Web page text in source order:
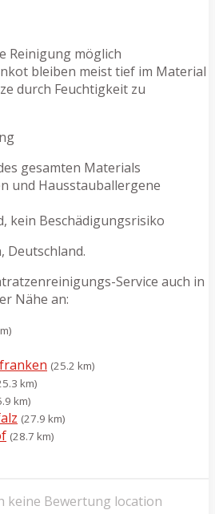
Reinigung möglich
bleiben meist tief im Material
durch Feuchtigkeit zu
gesamten Materials
und Hausstauballergene
kein Beschädigungsrisiko
Deutschland.
Service auch in
Nähe an:
(25.2 km)
km)
km)
(27.9 km)
(28.7 km)
keine Bewertung location